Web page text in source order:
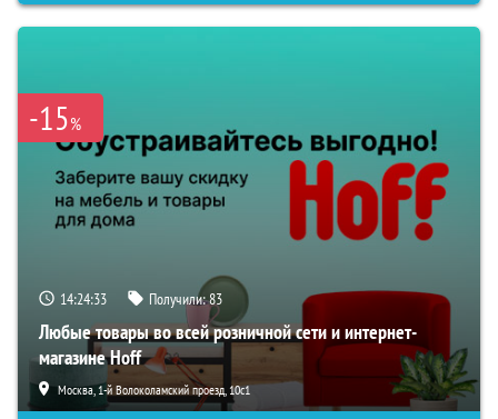
-15%
14:24:32 Получили:83
Любые товары во всей розничной сети и интернет-
магазине Hoff
Москва, 1-й Волоколамский проезд, 10с1